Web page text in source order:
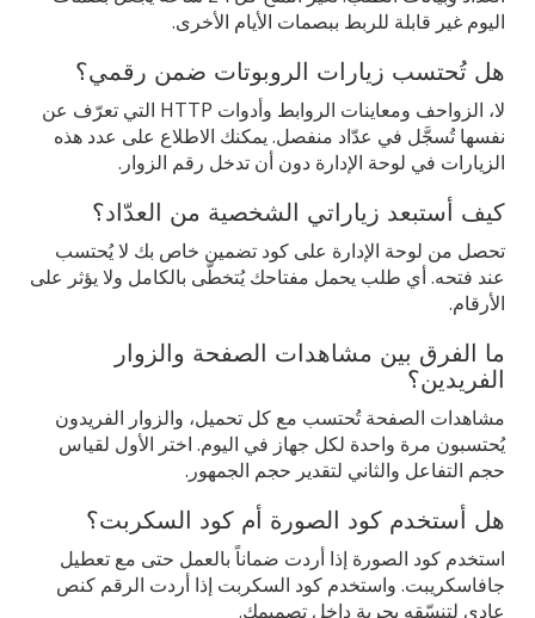
اليوم غير قابلة للربط ببصمات الأيام الأخرى.
هل تُحتسب زيارات الروبوتات ضمن رقمي؟
لا، الزواحف ومعاينات الروابط وأدوات HTTP التي تعرّف عن
نفسها تُسجَّل في عدّاد منفصل. يمكنك الاطلاع على عدد هذه
الزيارات في لوحة الإدارة دون أن تدخل رقم الزوار.
كيف أستبعد زياراتي الشخصية من العدّاد؟
تحصل من لوحة الإدارة على كود تضمين خاص بك لا يُحتسب
عند فتحه. أي طلب يحمل مفتاحك يُتخطّى بالكامل ولا يؤثر على
الأرقام.
ما الفرق بين مشاهدات الصفحة والزوار
الفريدين؟
مشاهدات الصفحة تُحتسب مع كل تحميل، والزوار الفريدون
يُحتسبون مرة واحدة لكل جهاز في اليوم. اختر الأول لقياس
حجم التفاعل والثاني لتقدير حجم الجمهور.
هل أستخدم كود الصورة أم كود السكربت؟
استخدم كود الصورة إذا أردت ضماناً بالعمل حتى مع تعطيل
جافاسكريبت. واستخدم كود السكربت إذا أردت الرقم كنص
عادي لتنسّقه بحرية داخل تصميمك.